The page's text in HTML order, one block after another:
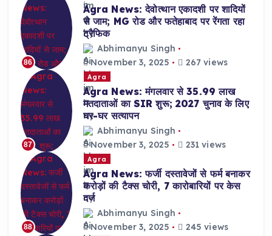
86
Agra News: देवोत्थान एकादशी पर शादियों
से जाम; MG रोड और फतेहाबाद पर रेंगता रहा
ट्रैफिक
Abhimanyu Singh
November 3, 2025
267 views
87
Agra
Agra News: मंगलवार से 35.99 लाख
मतदाताओं का SIR शुरू; 2027 चुनाव के लिए
घर-घर सत्यापन
Abhimanyu Singh
November 3, 2025
231 views
88
Agra
Agra News: फर्जी दस्तावेजों से फर्म बनाकर
करोड़ों की टैक्स चोरी, 7 कारोबारियों पर केस
दर्ज
Abhimanyu Singh
November 3, 2025
245 views